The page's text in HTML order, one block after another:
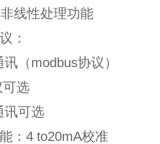
线性处理功能
：
讯（modbus协议）
选
讯可选
： 4 to20mA校准